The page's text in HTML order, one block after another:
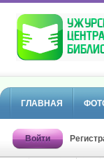
ГЛАВНАЯ
Войти